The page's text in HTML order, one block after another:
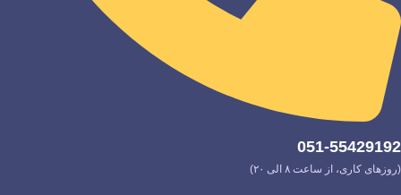
051-55429192
(روزهای کاری، از ساعت ۸ الی ۲۰)